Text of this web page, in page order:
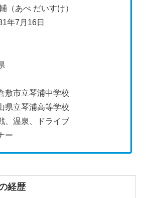
（あべ だいすけ）
年7月16日
敷市立琴浦中学校
県立琴浦高等学校
、温泉、ドライブ
ー
経歴